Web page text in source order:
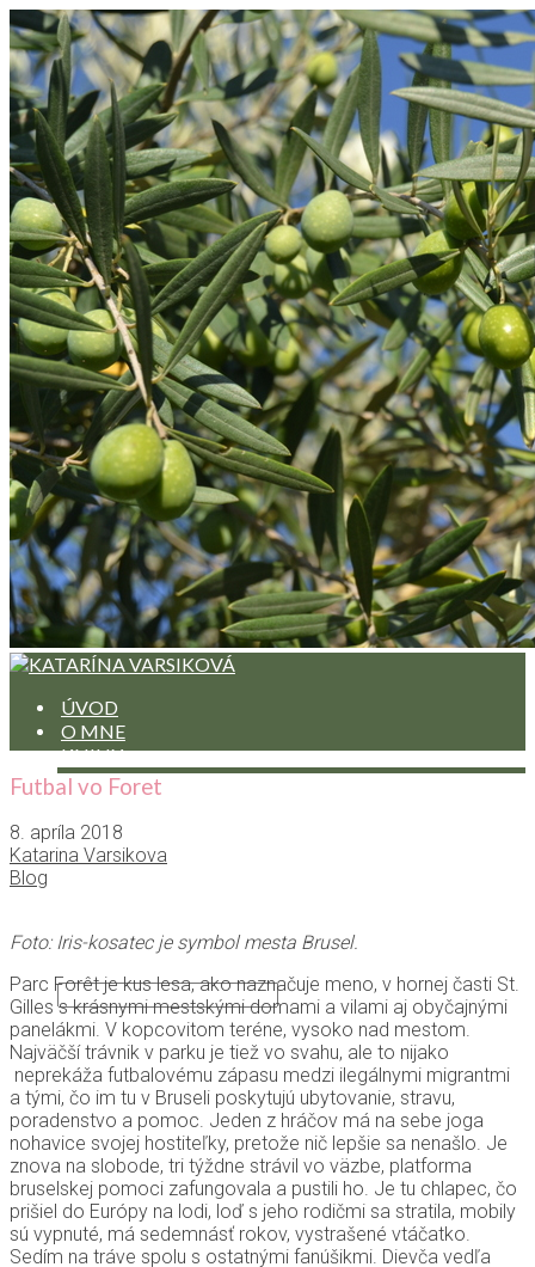
ÚVOD
O MNE
KNIHY
POVIEDKA NA MESIAC
RECENZIE NA KNIHY ČÍTANÝCH AUTOROV
ÚRYVKY Z RUKOPISOV
PREKLADY
KONTAKT
Futbal vo Foret
8. apríla 2018
Katarina Varsikova
Blog
Foto: Iris-kosatec je symbol mesta Brusel.
Parc Forêt je kus lesa, ako naznačuje meno, v hornej časti St.
Gilles s krásnymi mestskými domami a vilami aj obyčajnými
panelákmi. V kopcovitom teréne, vysoko nad mestom.
Najväčší trávnik v parku je tiež vo svahu, ale to nijako
neprekáža futbalovému zápasu medzi ilegálnymi migrantmi
a tými, čo im tu v Bruseli poskytujú ubytovanie, stravu,
poradenstvo a pomoc. Jeden z hráčov má na sebe joga
nohavice svojej hostiteľky, pretože nič lepšie sa nenašlo. Je
znova na slobode, tri týždne strávil vo väzbe, platforma
bruselskej pomoci zafungovala a pustili ho. Je tu chlapec, čo
prišiel do Európy na lodi, loď s jeho rodičmi sa stratila, mobily
sú vypnuté, má sedemnásť rokov, vystrašené vtáčatko.
Sedím na tráve spolu s ostatnými fanúšikmi. Dievča vedľa